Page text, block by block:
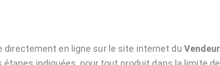
directement en ligne sur le site internet du Vendeur